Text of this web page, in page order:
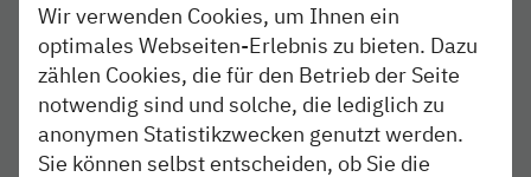
Rendsburg)
4. Februar, ab 22 Uhr bis 5. Februar, 4 Uhr:
diesem Zeitraum fallen alle Zugfahrten zwischen
Kiel und Rendsburg/Husum aus.
Wir verwenden Cookies, um Ihnen ein
optimales Webseiten-Erlebnis zu bieten. Dazu
zählen Cookies, die für den Betrieb der Seite
notwendig sind und solche, die lediglich zu
anonymen Statistikzwecken genutzt werden.
Sie können selbst entscheiden, ob Sie die